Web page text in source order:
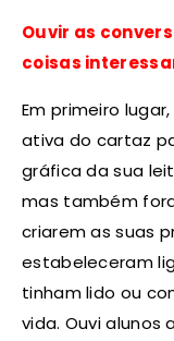
Ouvir as
coisas
Em primeiro
ativa do cartaz
gráfica da sua
mas também
criarem as suas
estabeleceram
tinham lido ou
vida. Ouvi alunos